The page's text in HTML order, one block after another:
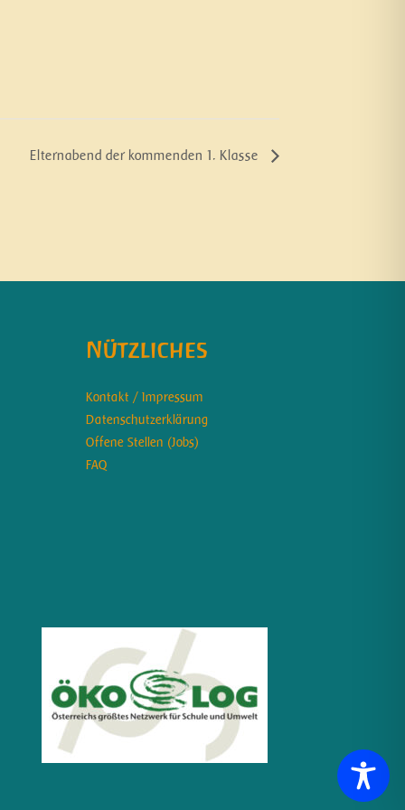
Elternabend der kommenden 1. Klasse
Nützliches
Kontakt / Impressum
Datenschutzerklärung
Offene Stellen (Jobs)
FAQ